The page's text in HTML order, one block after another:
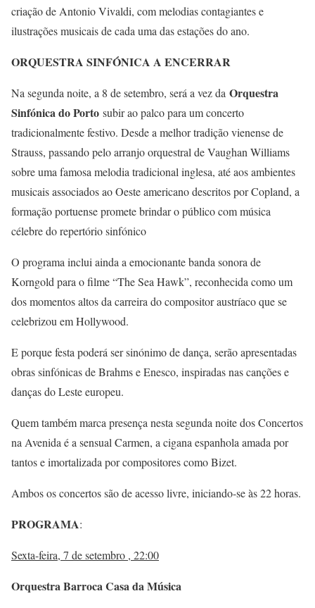
criação de Antonio Vivaldi, com melodias contagiantes e
ilustrações musicais de cada uma das estações do ano.
ORQUESTRA SINFÓNICA A ENCERRAR
Na segunda noite, a 8 de setembro, será a vez da Orquestra
Sinfónica do Porto subir ao palco para um concerto
tradicionalmente festivo. Desde a melhor tradição vienense de
Strauss, passando pelo arranjo orquestral de Vaughan Williams
sobre uma famosa melodia tradicional inglesa, até aos ambientes
musicais associados ao Oeste americano descritos por Copland, a
formação portuense promete brindar o público com música
célebre do repertório sinfónico
O programa inclui ainda a emocionante banda sonora de
Korngold para o filme “The Sea Hawk”, reconhecida como um
dos momentos altos da carreira do compositor austríaco que se
celebrizou em Hollywood.
E porque festa poderá ser sinónimo de dança, serão apresentadas
obras sinfónicas de Brahms e Enesco, inspiradas nas canções e
danças do Leste europeu.
Quem também marca presença nesta segunda noite dos Concertos
na Avenida é a sensual Carmen, a cigana espanhola amada por
tantos e imortalizada por compositores como Bizet.
Ambos os concertos são de acesso livre, iniciando-se às 22 horas.
PROGRAMA:
Sexta-feira, 7 de setembro , 22:00
Orquestra Barroca Casa da Música